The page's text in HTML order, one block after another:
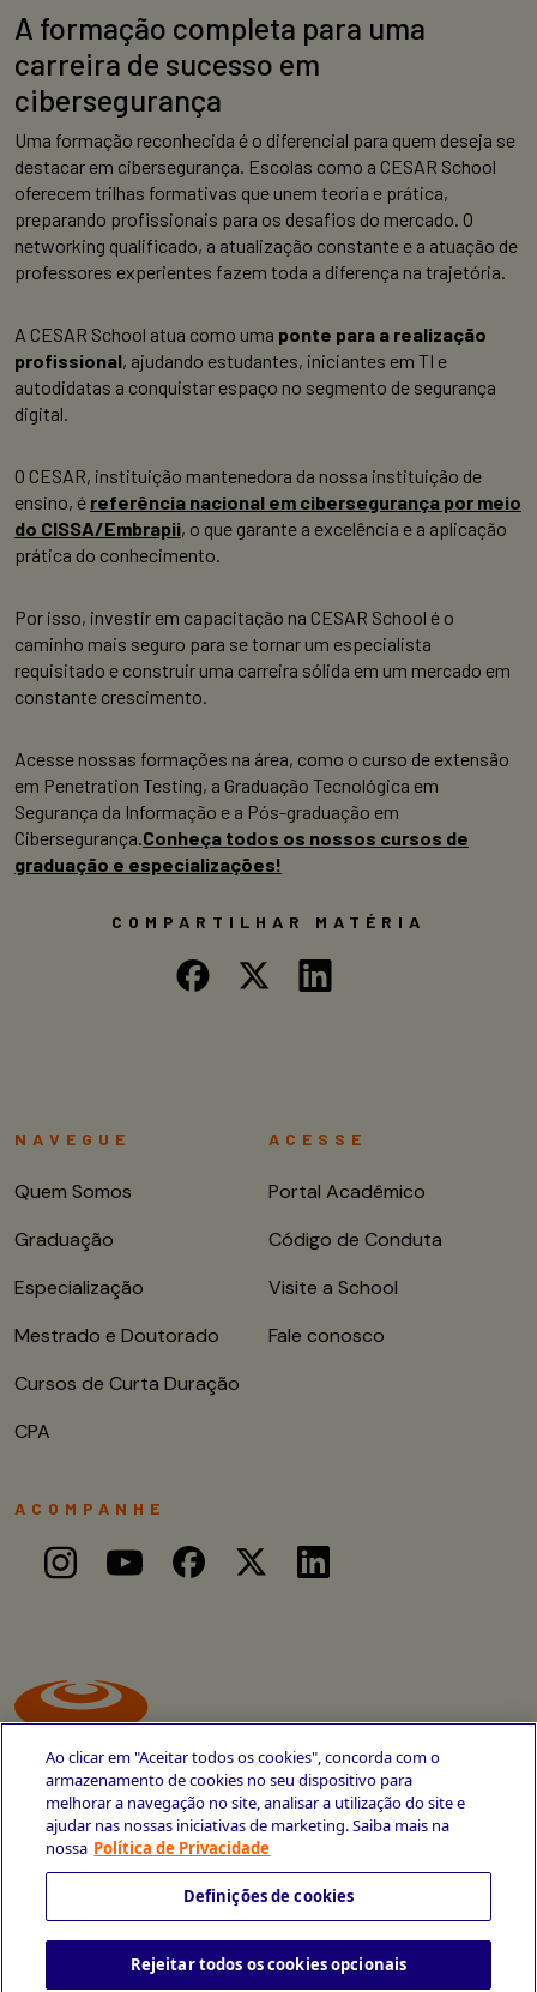
A formação completa para uma
carreira de sucesso em
cibersegurança
Uma formação reconhecida é o diferencial para quem deseja se
destacar em cibersegurança. Escolas como a CESAR School
oferecem trilhas formativas que unem teoria e prática,
preparando profissionais para os desafios do mercado. O
networking qualificado, a atualização constante e a atuação de
professores experientes fazem toda a diferença na trajetória.
A CESAR School atua como uma ponte para a realização
profissional, ajudando estudantes, iniciantes em TI e
autodidatas a conquistar espaço no segmento de segurança
digital.
O CESAR, instituição mantenedora da nossa instituição de
ensino, é referência nacional em cibersegurança por meio
do CISSA/Embrapii, o que garante a excelência e a aplicação
prática do conhecimento.
Por isso, investir em capacitação na CESAR School é o
caminho mais seguro para se tornar um especialista
requisitado e construir uma carreira sólida em um mercado em
constante crescimento.
Acesse nossas formações na área, como o curso de extensão
em Penetration Testing, a Graduação Tecnológica em
Segurança da Informação e a Pós-graduação em
Cibersegurança. Conheça todos os nossos cursos de
graduação e especializações!
COMPARTILHAR MATÉRIA
Avenida Cais do Apolo, 77
NAVEGUE
Quem Somos
Graduação
Especialização
Mestrado e Doutorado
Cursos de Curta Duração
CPA
ACESSE
Portal Acadêmico
Código de Conduta
Visite a School
Fale conosco
ACOMPANHE
Ao clicar em "Aceitar todos os cookies", concorda com o
armazenamento de cookies no seu dispositivo para
melhorar a navegação no site, analisar a utilização do site e
ajudar nas nossas iniciativas de marketing. Saiba mais na
nossa Política de Privacidade
Definições de cookies
Rejeitar todos os cookies opcionais